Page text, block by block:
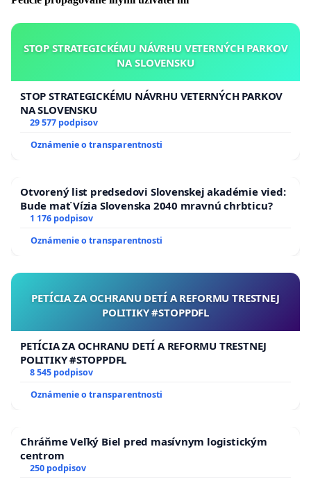
STOP STRATEGICKÉMU NÁVRHU VETERNÝCH PARKOV
NA SLOVENSKU
STOP STRATEGICKÉMU NÁVRHU VETERNÝCH PARKOV
NA SLOVENSKU
29 577 podpisov
Oznámenie o transparentnosti
Otvorený list predsedovi Slovenskej akadémie vied:
Bude mať Vízia Slovenska 2040 mravnú chrbticu?
1 176 podpisov
Oznámenie o transparentnosti
PETÍCIA ZA OCHRANU DETÍ A REFORMU TRESTNEJ
POLITIKY #STOPPDFL
PETÍCIA ZA OCHRANU DETÍ A REFORMU TRESTNEJ
POLITIKY #STOPPDFL
8 545 podpisov
Oznámenie o transparentnosti
Chráňme Veľký Biel pred masívnym logistickým
centrom
250 podpisov